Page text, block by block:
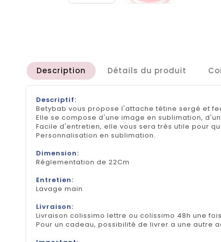
Description Détails du produit
Descriptif:
Betybab vous propose l'attache tétine sergé et
Elle se compose d'une image en sublimation,
Facile d'entretien, elle vous sera très utile pour
Personnalisation en sublimation.
Dimension:
Réglementation de 22Cm
Entretien:
Lavage main
Livraison:
Livraison colissimo lettre ou colissimo 48h une
Pour un cadeau, possibilité de livrer a une autre